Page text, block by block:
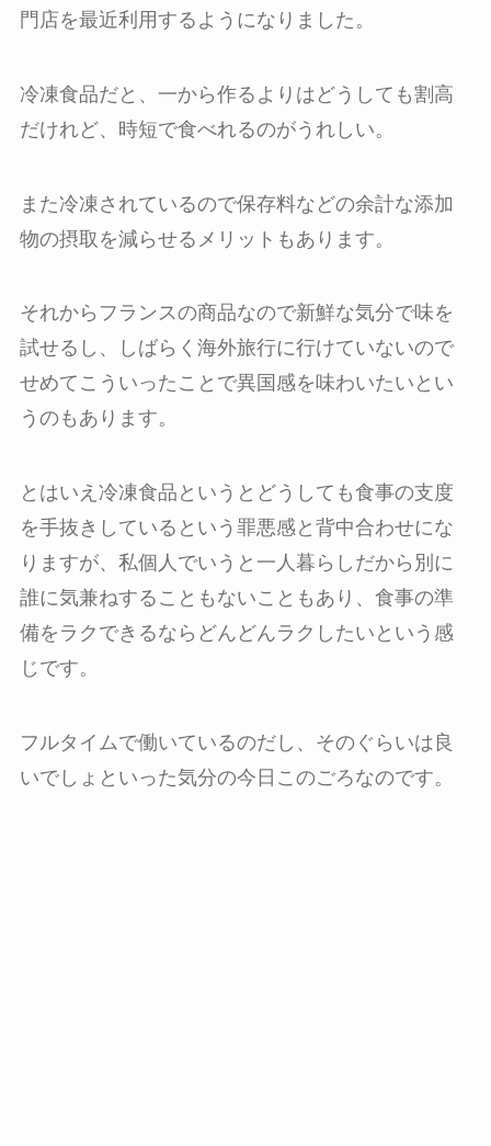
門店を最近利用するようになりました。
冷凍食品だと、一から作るよりはどうしても割高
だけれど、時短で食べれるのがうれしい。
また冷凍されているので保存料などの余計な添加
物の摂取を減らせるメリットもあります。
それからフランスの商品なので新鮮な気分で味を
試せるし、しばらく海外旅行に行けていないので
せめてこういったことで異国感を味わいたいとい
うのもあります。
とはいえ冷凍食品というとどうしても食事の支度
を手抜きしているという罪悪感と背中合わせにな
りますが、私個人でいうと一人暮らしだから別に
誰に気兼ねすることもないこともあり、食事の準
備をラクできるならどんどんラクしたいという感
じです。
フルタイムで働いているのだし、そのぐらいは良
いでしょといった気分の今日このごろなのです。